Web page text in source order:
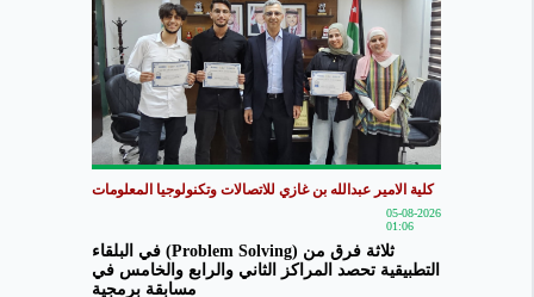
كلية الامير عبدالله بن غازي للاتصالات وتكنولوجيا المعلومات
05-08-2026
01:06
ثلاثة فرق من (Problem Solving) في البلقاء
التطبيقية تحصد المراكز الثاني والرابع والخامس في
مسابقة برمجية